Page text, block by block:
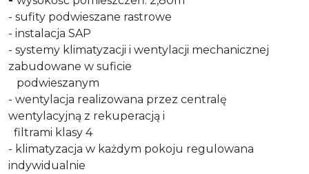
- sufity podwieszane rastrowe
- instalacja SAP
- systemy klimatyzacji i wentylacji mechanicznej
zabudowane w suficie
podwieszanym
- wentylacja realizowana przez centralę
wentylacyjną z rekuperacją i
filtrami klasy 4
- klimatyzacja w każdym pokoju regulowana
indywidualnie